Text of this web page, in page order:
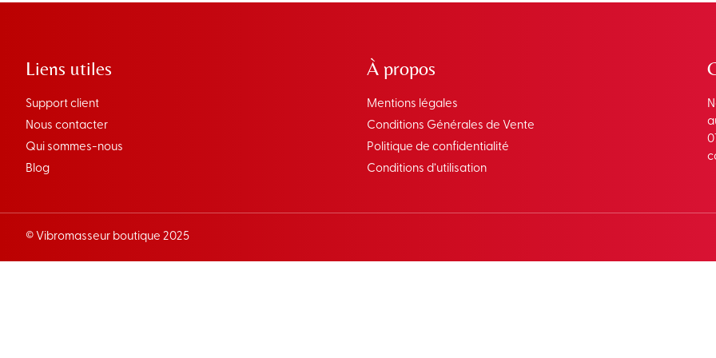
Liens utiles
Support client
Nous contacter
Qui sommes-nous
Blog
À propos
Mentions légales
Conditions Générales de Vente
Politique de confidentialité
Conditions d’utilisation
© Vibromasseur boutique 2025